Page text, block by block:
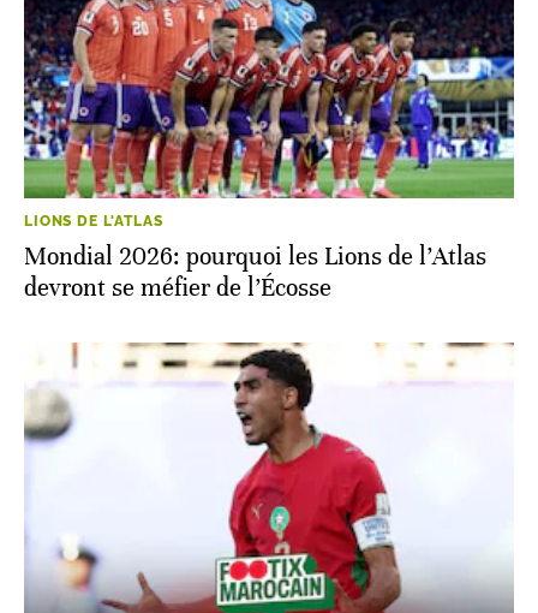
LIONS DE L'ATLAS
Mondial 2026: pourquoi les Lions de l’Atlas